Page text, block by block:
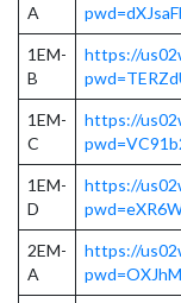
A
1EM-
B
https://
1EM-
C
https://
1EM-
D
https://
2EM-
A
https://